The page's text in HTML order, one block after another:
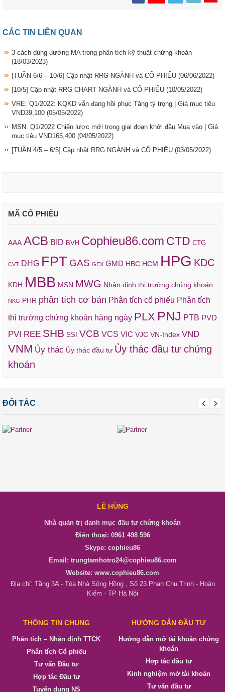
CÁC TIN LIÊN QUAN
3 cách dùng đường MA trong phân tích kỹ thuật chứng khoán
(18/03/2023)
[TUẦN 6/6 – 10/6] Cập nhật RRG NGÀNH và CỔ PHIẾU (06/06/2022)
[10/5] Cập nhật RRG CHART NGÀNH và CỔ PHIẾU (10/05/2022)
VRE: Q1/2022: KQKD vẫn đang hồi phục Tăng tỷ trọng | Giá mục tiêu
VND39,100 (05/05/2022)
MSN: Q1/2022 Chiến lược mới trong giai đoạn khởi đầu Mua vào | Giá
mục tiêu VND165,400 (04/05/2022)
[TUẦN 4/5 – 6/5] Cập nhật RRG NGÀNH và CỔ PHIẾU (03/05/2022)
MÃ CỔ PHIẾU
AAA ACB BID BVH Cophieu86.com CTD CTG
CVT DHG FPT GAS GEX GMD HBC HCM HPG KDC
KDH MBB MSN MWG Nhận định thị trường chứng khoán
NKG PHR phân tích cơ bản Phân tích cổ phiếu Phân tích
thị trường chứng khoán hàng ngày PLX PNJ PTB PVD
PVI REE SHB SSI VCB VCS VIC VJC VN-Index VND
VNM Ủy thác Ủy thác đầu tư Ủy thác đầu tư chứng
khoán
ĐỐI TÁC
LÊ HÙNG
Nhà quản trị danh mục đầu tư chứng khoán
Điện thoại: 0961 498 596
Skype: cophieu86
Email: trungtamhotro24@cophieu86.com
Website: www.cophieu86.com
Địa chỉ: Tầng 3A - Tòa Nhà Sông Hồng , Số 23 Phan Chu Trinh - Hoàn
Kiếm - TP Hà Nội
THÔNG TIN CHUNG
Phân tích – Nhận định TTCK
Phân tích Cổ phiếu
Tư vấn Đầu tư
Hợp tác Đầu tư
Tuyển dụng NS
HƯỚNG DẪN ĐẦU TƯ
Hướng dẫn mở tài khoản chứng
khoán
Hợp tác đầu tư
Kinh nghiệm mở tài khoản
Tư vấn đầu tư